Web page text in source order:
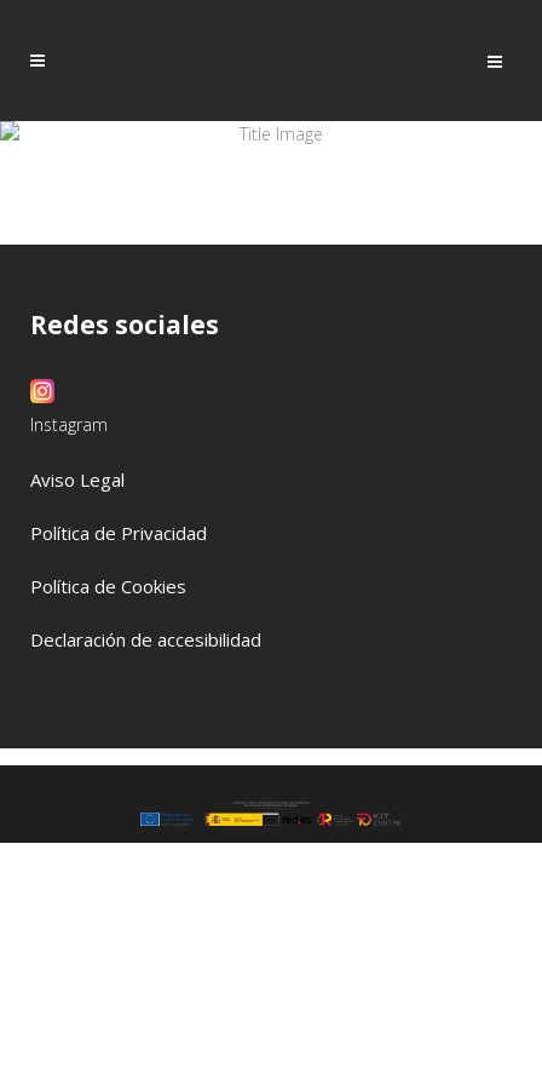
Redes sociales
Instagram
Aviso Legal
Política de Privacidad
Política de Cookies
Declaración de accesibilidad